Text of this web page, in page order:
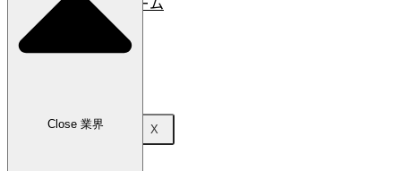
採用情報
お問い合わせ
X
Close 業界